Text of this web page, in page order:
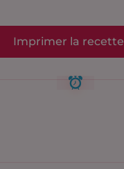
Imprimer la recette